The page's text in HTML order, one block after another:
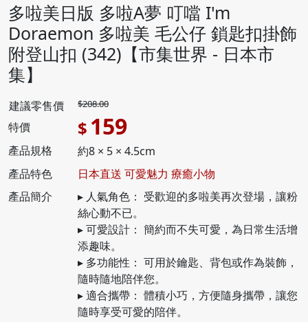
多啦美日版 多啦A夢 叮噹 I'm
Doraemon 多啦美 毛公仔 鎖匙扣掛飾
附登山扣 (342)【市集世界 - 日本市
集】
建議零售價 $208.00
特價 $ 159
產品規格
約8 × 5 × 4.5cm
產品特色
日本直送 可愛魅力 療癒小物
產品簡介
▸ 人氣角色： 受歡迎的多啦美再次登場，讓粉
絲心動不已。
▸ 可愛設計： 簡約而不失可愛，為日常生活增
添趣味。
▸ 多功能性： 可用於鑰匙、背包或作為裝飾，
隨時隨地陪伴您。
▸ 適合攜帶： 體積小巧，方便隨身攜帶，讓您
隨時享受可愛的陪伴。